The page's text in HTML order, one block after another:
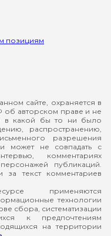
позициям
сайте, охраняется в
об авторском праве и не
в какой бы то ни было
распространению,
разрешения
может не совпадать с
комментариях
публикаций.
за текст комментариев
применяются
технологии
сбора, систематизации
к предпочтениям
на территории